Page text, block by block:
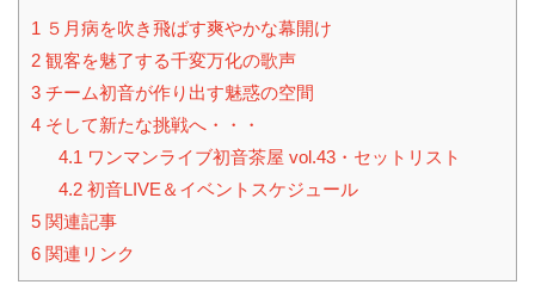
1 ５月病を吹き飛ばす爽やかな幕開け
2 観客を魅了する千変万化の歌声
3 チーム初音が作り出す魅惑の空間
4 そして新たな挑戦へ・・・
4.1 ワンマンライブ初音茶屋 vol.43・セットリスト
4.2初音LIVE＆イベントスケジュール
5 関連記事
6 関連リンク